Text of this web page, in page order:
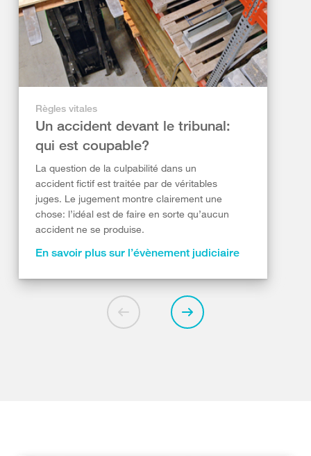
Règles vitales
Un accident devant le tribunal:
qui est coupable?
La question de la culpabilité dans un
accident fictif est traitée par de véritables
juges. Le jugement montre clairement une
chose: l’idéal est de faire en sorte qu’aucun
accident ne se produise.
En savoir plus sur l’évènement judiciaire